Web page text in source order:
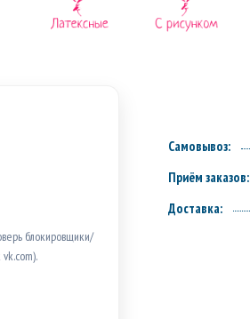
блокировщики/
Самовывоз:
Приём заказов:
Доставка: